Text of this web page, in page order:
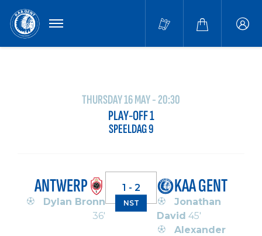
MENU
THURSDAY 16 MAY - 20:30
PLAY-OFF 1
SPEELDAG 9
ANTWERP
Dylan Bronn
36'
1 - 2
NST
KAA GENT
Jonathan
David 45'
Alexander